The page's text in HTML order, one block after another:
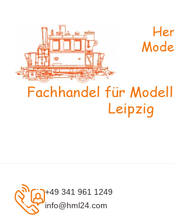
Fachhandel für
Leipzig
+49 341 961 1249
info@hml24.com